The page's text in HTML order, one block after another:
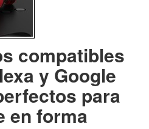
compatibles
y Google
para
en forma